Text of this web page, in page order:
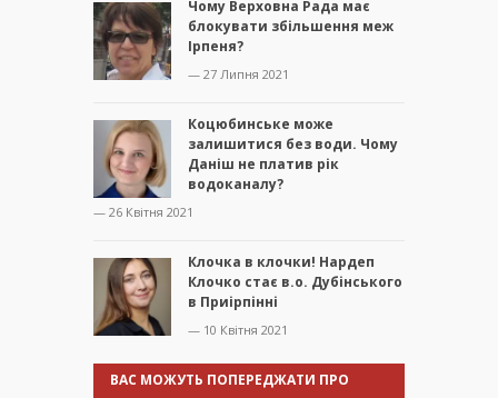
Чому Верховна Рада має
блокувати збільшення меж
Ірпеня?
— 27 Липня 2021
Коцюбинське може
залишитися без води. Чому
Даніш не платив рік
водоканалу?
— 26 Квітня 2021
Клочка в клочки! Нардеп
Клочко стає в.о. Дубінського
в Приірпінні
— 10 Квітня 2021
ВАС МОЖУТЬ ПОПЕРЕДЖАТИ ПРО